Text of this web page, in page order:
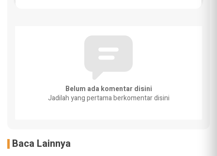
Belum ada komentar disini
Jadilah yang pertama berkomentar disini
Baca Lainnya